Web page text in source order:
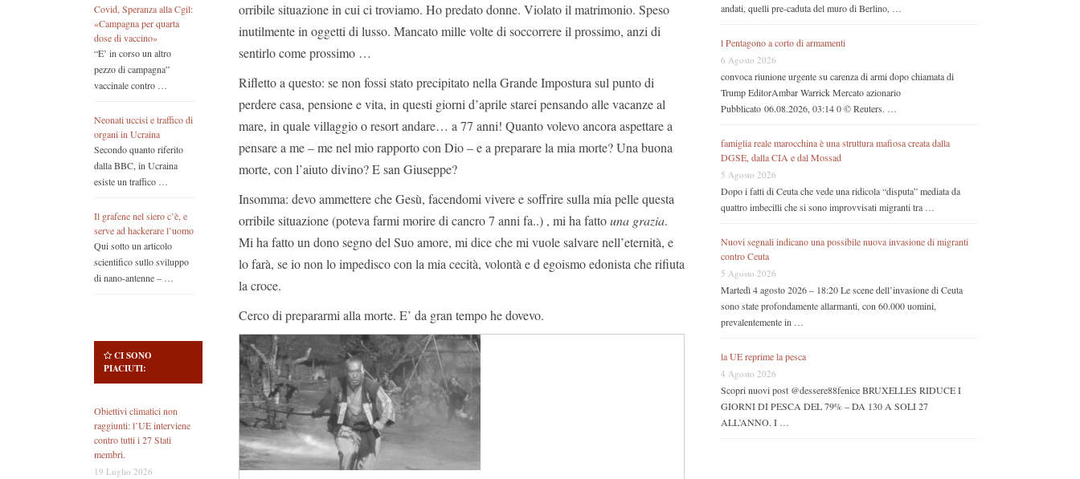
Covid, Speranza alla Cgil:
«Campagna per quarta
dose di vaccino»
“E’ in corso un altro
pezzo di campagna”
vaccinale contro …
Neonati uccisi e traffico di
organi in Ucraina
Secondo quanto riferito
dalla BBC, in Ucraina
esiste un traffico …
Il grafene nel siero c’è, e
serve ad hackerare l’uomo
Qui sotto un articolo
scientifico sullo sviluppo
di nano-antenne – …
CI SONO
PIACIUTI:
Obiettivi climatici non
raggiunti: l’UE interviene
contro tutti i 27 Stati
membri.
19 Luglio 2026
orribile situazione in cui ci troviamo. Ho predato donne. Violato il matrimonio. Speso
inutilmente in oggetti di lusso. Mancato mille volte di soccorrere il prossimo, anzi di
sentirlo come prossimo …
Rifletto a questo: se non fossi stato precipitato nella Grande Impostura sul punto di
perdere casa, pensione e vita, in questi giorni d’aprile starei pensando alle vacanze al
mare, in quale villaggio o resort andare… a 77 anni! Quanto volevo ancora aspettare a
pensare a me – me nel mio rapporto con Dio – e a preparare la mia morte? Una buona
morte, con l’aiuto divino? E san Giuseppe?
Insomma: devo ammettere che Gesù, facendomi vivere e soffrire sulla mia pelle questa
orribile situazione (poteva farmi morire di cancro 7 anni fa..) , mi ha fattouna grazia.
Mi ha fatto un dono segno del Suo amore, mi dice che mi vuole salvare nell’eternità, e
lo farà, se io non lo impedisco con la mia cecità, volontà e d egoismo edonista che rifiuta
la croce.
Cerco di prepararmi alla morte. E’ da gran tempo he dovevo.
andati, quelli pre-caduta del muro di Berlino, …
l Pentagono a corto di armamenti
6 Agosto 2026
convoca riunione urgente su carenza di armi dopo chiamata di
Trump EditorAmbar Warrick Mercato azionario
Pubblicato 06.08.2026, 03:14 0 © Reuters. …
famiglia reale marocchina è una struttura mafiosa creata dalla
DGSE, dalla CIA e dal Mossad
5 Agosto 2026
Dopo i fatti di Ceuta che vede una ridicola “disputa” mediata da
quattro imbecilli che si sono improvvisati migranti tra …
Nuovi segnali indicano una possibile nuova invasione di migranti
contro Ceuta
5 Agosto 2026
Martedì 4 agosto 2026 – 18:20 Le scene dell’invasione di Ceuta
sono state profondamente allarmanti, con 60.000 uomini,
prevalentemente in …
la UE reprime la pesca
4 Agosto 2026
Scopri nuovi post @dessere88fenice BRUXELLES RIDUCE I
GIORNI DI PESCA DEL 79% – DA 130 A SOLI 27
ALL’ANNO. I …